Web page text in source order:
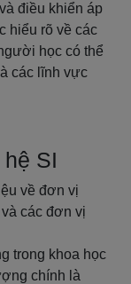
điều khiển áp
hiểu rõ về các
học có thể
các lĩnh vực
SI
về đơn vị
các đơn vị
trong khoa học
chính là